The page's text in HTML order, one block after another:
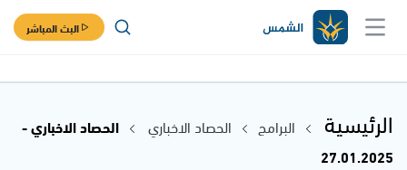
البث المباشر
الرئيسية البرامج الحصاد الاخباري
الحصاد الاخباري -
27.01.2025